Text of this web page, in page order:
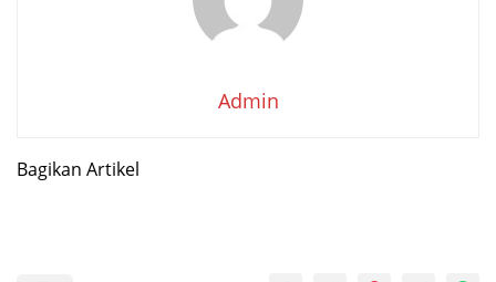
Admin
Bagikan Artikel